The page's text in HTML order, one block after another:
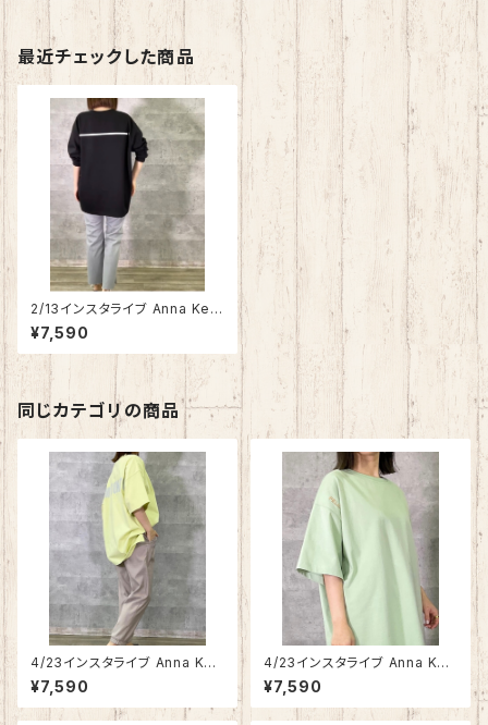
最近チェックした商品
2/13インスタライブ Anna Kerr
y 流れ星ロンT 85221925
¥7,590
同じカテゴリの商品
4/23インスタライブ Anna Kerr
y オーバーサイズビッグロゴＴシ
ャツ 85222904
¥7,590
4/23インスタライブ Anna Kerr
y ショルダーワンポイント刺繍ロ
ゴTシャツ 85222905
¥7,590